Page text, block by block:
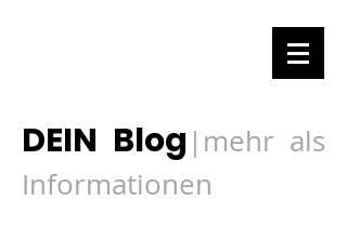
DEIN Blog | mehr als
Informationen